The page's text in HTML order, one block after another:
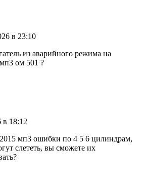
в 23:10
из аварийного режима на
ом 501 ?
в 18:12
2015 мп3 ошибки по 4 5 6 цилиндрам,
слететь, вы сможете их